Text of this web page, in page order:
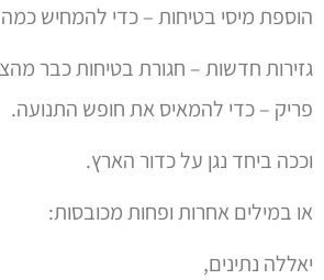
הוספת מיסי בטיחות – כדי להמחיש
גזירות חדשות – חגורת בטיחות כבר
פריק – כדי להמאיס את חופש התנועה.
וככה ביחד נגן על כדור הארץ.
או במילים אחרות ופחות מכובסות:
יאללה נתינים,